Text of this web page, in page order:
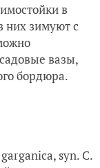
в
них зимуют с
вазы,
бордюра.
syn. C.